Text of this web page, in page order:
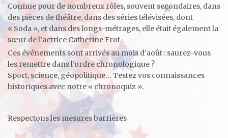
Connue pour de nombreux rôles, souvent secondaires, dans
des pièces de théâtre, dans des séries télévisées, dont
« Soda », et dans des longs-métrages, elle était également la
sœur de l’actrice Catherine Frot.
Ces événements sont arrivés au mois d’août : saurez-vous
les remettre dans l’ordre chronologique ?
Sport, science, géopolitique… Testez vos connaissances
historiques avec notre « chronoquiz ».
Respectons les mesures barrières